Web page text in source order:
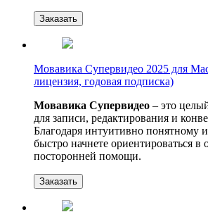
Заказать
Мовавика Супервидео 2025 для
лицензия, годовая подписка)
Мовавика Супервидео – это
для записи, редактирования и
Благодаря интуитивно понятному
быстро начнете ориентироваться в
посторонней помощи.
Заказать